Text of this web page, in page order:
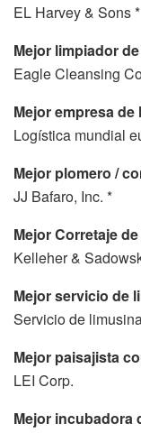
EL Harvey & Sons *
Mejor limpiador
Eagle Cleansing
Mejor empresa
Logística mundial
Mejor plomero /
JJ Bafaro, Inc. *
Mejor Corretaje
Kelleher &
Mejor servicio de
Servicio de
Mejor paisajista
LEI Corp.
Mejor incubadora